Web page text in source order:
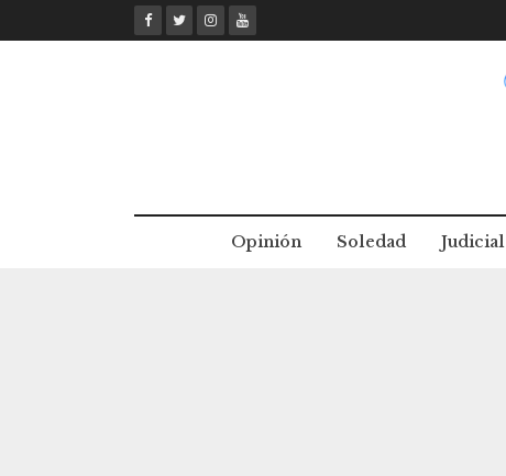
to
Opinión Soledad Judicial